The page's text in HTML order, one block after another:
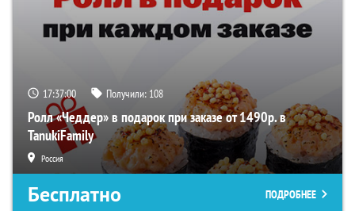
17:37:00 Получили: 108
Ролл «Чеддер» в подарок при заказе от 1490р. в
TanukiFamily
Россия
Бесплатно ПОДРОБНЕЕ